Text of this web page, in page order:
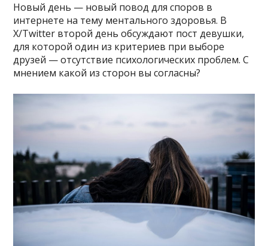
Новый день — новый повод для споров в
интернете на тему ментального здоровья. В
X/Twitter второй день обсуждают пост девушки,
для которой один из критериев при выборе
друзей — отсутствие психологических проблем. С
мнением какой из сторон вы согласны?